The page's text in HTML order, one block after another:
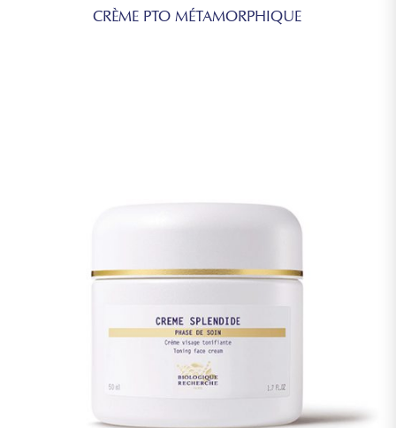
CRÈME PTO MÉTAMORPHIQUE